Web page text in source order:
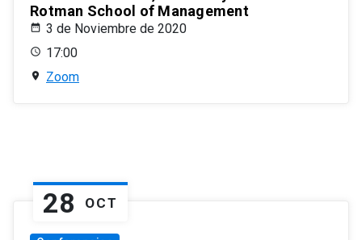
Rotman School of Management
3 de Noviembre de 2020
17:00
Zoom
28 OCT